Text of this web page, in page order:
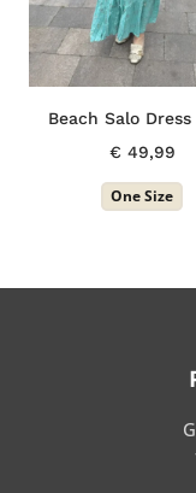
Beach Salo Dress
€ 49,99
One Size